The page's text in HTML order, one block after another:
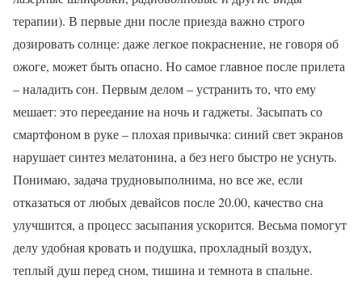
терапии). В первые дни после приезда важно строго
дозировать солнце: даже легкое покраснение, не говоря об
ожоге, может быть опасно. Но самое главное после прилета
– наладить сон. Первым делом – устранить то, что ему
мешает: это переедание на ночь и гаджеты. Засыпать со
смартфоном в руке – плохая привычка: синий свет экранов
нарушает синтез мелатонина, а без него быстро не уснуть.
Понимаю, задача трудновыполнима, но все же, если
отказаться от любых девайсов после 20.00, качество сна
улучшится, а процесс засыпания ускорится. Весьма помогут
делу удобная кровать и подушка, прохладный воздух,
теплый душ перед сном, тишина и темнота в спальне.